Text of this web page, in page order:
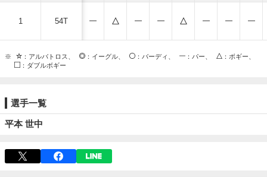
1 54T
※ ：アルバトロス、 ：イーグル、 ：バーディ、 ：パー、
：ボギー、
：ダブルボギー
選手一覧
平本 世中